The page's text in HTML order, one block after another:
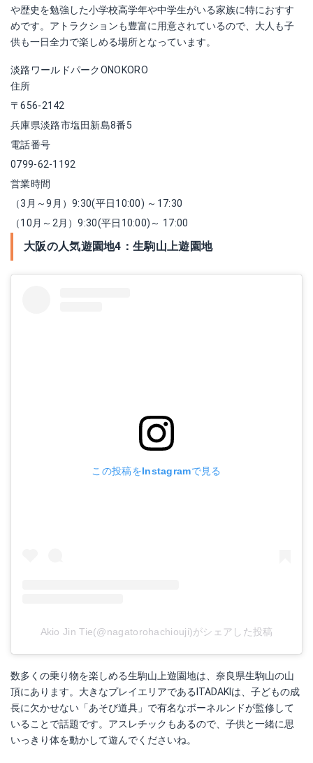
や歴史を勉強した小学校高学年や中学生がいる家族に特におすす
めです。アトラクションも豊富に用意されているので、大人も子
供も一日全力で楽しめる場所となっています。
淡路ワールドパークONOKORO
住所
〒656-2142
兵庫県淡路市塩田新島8番5
電話番号
0799-62-1192
営業時間
（3月～9月）9:30(平日10:00) ～17:30
（10月～2月）9:30(平日10:00)～ 17:00
大阪の人気遊園地4：生駒山上遊園地
この投稿をInstagramで見る
Akio Jin Tie(@nagatorohachiouji)がシェアした投稿
数多くの乗り物を楽しめる生駒山上遊園地は、奈良県生駒山の山
頂にあります。大きなプレイエリアであるITADAKIは、子どもの成
長に欠かせない「あそび道具」で有名なボーネルンドが監修して
いることで話題です。アスレチックもあるので、子供と一緒に思
いっきり体を動かして遊んでくださいね。